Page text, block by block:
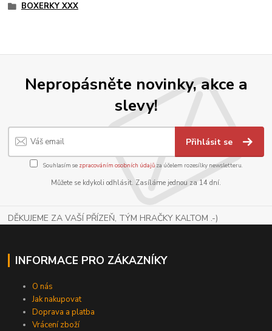
BOXERKY XXX
Nepropásněte novinky, akce a
slevy!
Přihlásit se
Souhlasím se zpracováním osobních údajůza účelem rozesílky newsletteru.
Můžete se kdykoli odhlásit. Zasíláme jednou za 14 dní.
DĚKUJEME ZA VAŠÍ PŘÍZEŇ, TÝM HRAČKY KALTOM .-)
INFORMACE PRO ZÁKAZNÍKY
O nás
Jak nakupovat
Doprava a platba
Vrácení zboží